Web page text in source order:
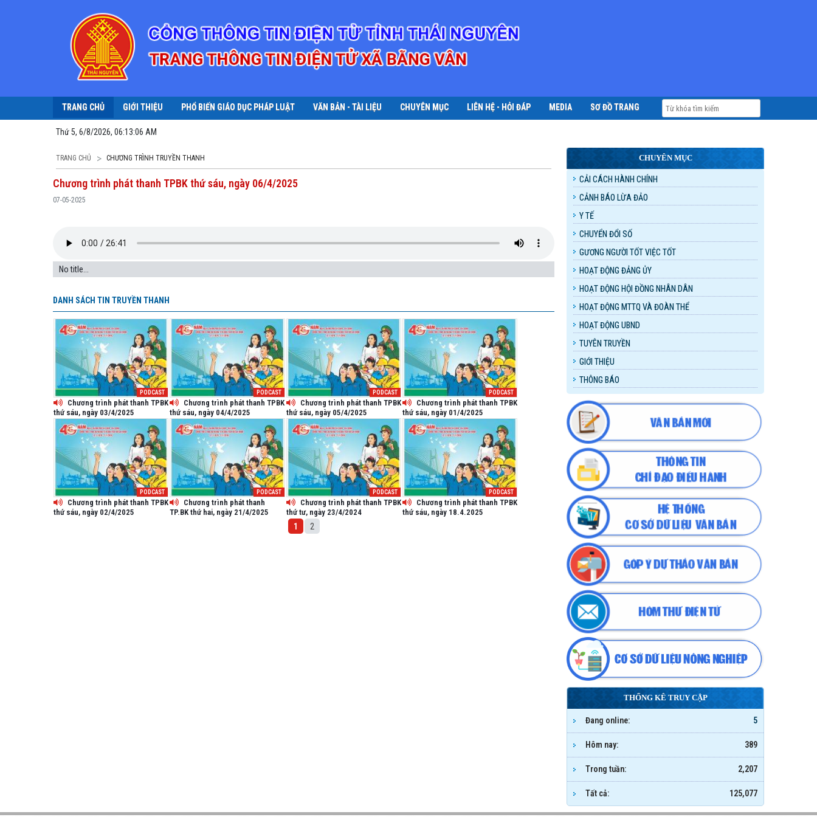
TRANG CHỦ GIỚI THIỆU PHỔ BIẾN GIÁO DỤC PHÁP LUẬT VĂN BẢN - TÀI LIỆU CHUYÊN MỤC LIÊN HỆ - HỎI ĐÁP MEDIA SƠ ĐỒ TRANG
Thứ 5, 6/8/2026, 06:13:06 AM
TRANG CHỦ CHƯƠNG TRÌNH TRUYỀN THANH
Chương trình phát thanh TPBK thứ sáu, ngày 06/4/2025
07-05-2025
No title...
DANH SÁCH TIN TRUYỀN THANH
PODCAST
Chương trình phát thanh TPBK
thứ sáu, ngày 03/4/2025
PODCAST
Chương trình phát thanh TPBK
thứ sáu, ngày 04/4/2025
PODCAST
Chương trình phát thanh TPBK
thứ sáu, ngày 05/4/2025
PODCAST
Chương trình phát thanh TPBK
thứ sáu, ngày 01/4/2025
PODCAST
Chương trình phát thanh TPBK
thứ sáu, ngày 02/4/2025
PODCAST
Chương trình phát thanh
TP.BK thứ hai, ngày 21/4/2025
PODCAST
Chương trình phát thanh TPBK
thứ tư, ngày 23/4/2024
PODCAST
Chương trình phát thanh TPBK
thứ sáu, ngày 18.4.2025
1 2
CHUYÊN MỤC
CẢI CÁCH HÀNH CHÍNH
CẢNH BÁO LỪA ĐẢO
Y TẾ
CHUYỂN ĐỔI SỐ
GƯƠNG NGƯỜI TỐT VIỆC TỐT
HOẠT ĐỘNG ĐẢNG ỦY
HOẠT ĐỘNG HỘI ĐỒNG NHÂN DÂN
HOẠT ĐỘNG MTTQ VÀ ĐOÀN THỂ
HOẠT ĐỘNG UBND
TUYÊN TRUYỀN
GIỚI THIỆU
THÔNG BÁO
THỐNG KÊ TRUY CẬP
Đang online: 5
Hôm nay: 389
Trong tuần: 2,207
Tất cả: 125,077